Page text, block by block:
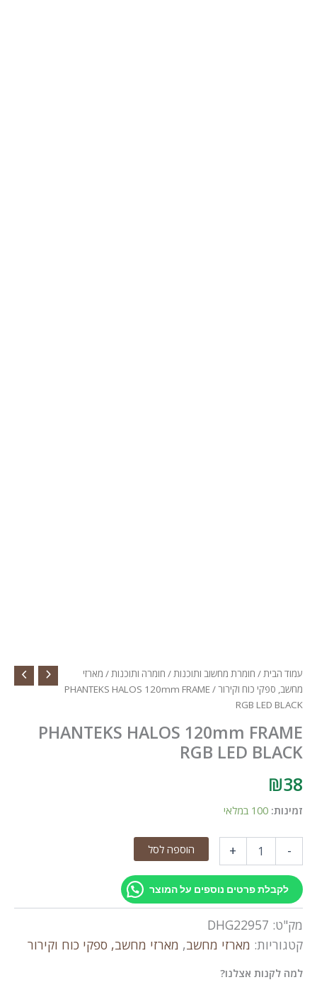
עמוד הבית/ חומרת מחשוב ותוכנות/ חומרה ותוכנות/ מארזי
מחשב, ספקי כוח וקירור
/ PHANTEKS HALOS 120mm FRAME
RGB LED BLACK
PHANTEKS HALOS 120mm FRAME
RGB LED BLACK
₪38
זמינות: 100 במלאי
-
HALOS
120mm
RGB
LED
BLACK
+ הוספה לסל
לקבלת פרטים נוספים על המוצר
מק"ט: DHG22957
קטגוריות: מארזי מחשב, מארזי מחשב, ספקי כוח וקירור
למה לקנות אצלנו?